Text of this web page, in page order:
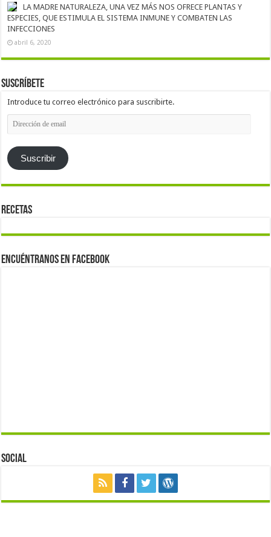
LA MADRE NATURALEZA, UNA VEZ MÁS NOS OFRECE PLANTAS Y
ESPECIES, QUE ESTIMULA EL SISTEMA INMUNE Y COMBATEN LAS
INFECCIONES
abril 6, 2020
Suscríbete
Introduce tu correo electrónico para suscribirte.
Dirección
de
Suscribir
Recetas
Encuéntranos en Facebook
Social